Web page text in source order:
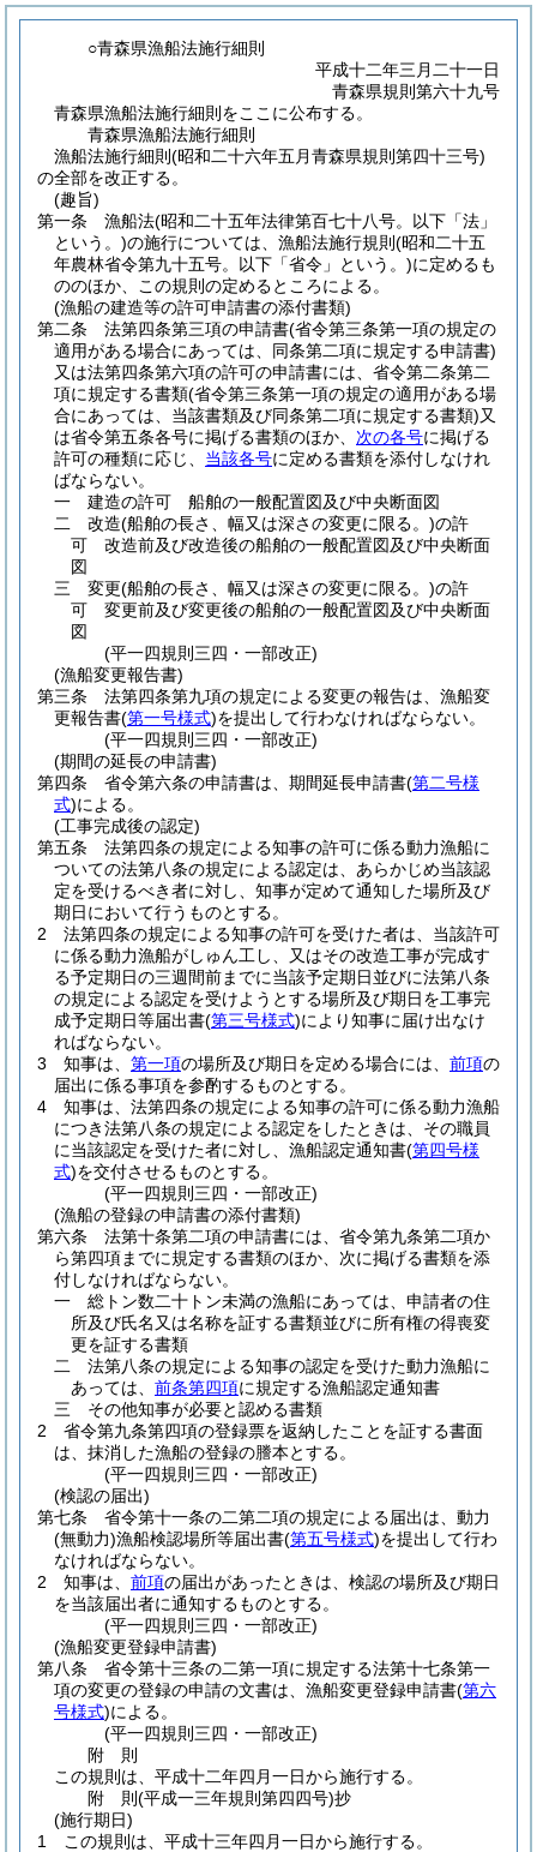
○青森県漁船法施行細則
平成十二年三月二十一日
青森県規則第六十九号
青森県漁船法施行細則をここに公布する。
青森県漁船法施行細則
漁船法施行細則(昭和二十六年五月青森県規則第四十三号)
の全部を改正する。
(趣旨)
第一条
漁船法(昭和二十五年法律第百七十八号。以下「法」
という。)の施行については、漁船法施行規則 (昭和二十五
年農林省令第九十五号。以下「省令」という。)に定めるも
ののほか、この規則の定めるところによる。
(漁船の建造等の許可申請書の添付書類)
第二条
法第四条第三項の申請書(省令第三条第一項の規定の
適用がある場合にあっては、同条第二項に規定する申請書)
又は法第四条第六項の許可の申請書には、省令第二条第二
項に規定する書類(省令第三条第一項の規定の適用がある場
合にあっては、当該書類及び同条第二項に規定する書類)又
は省令第五条各号に掲げる書類のほか、 次の各号に掲げる
許可の種類に応じ、 当該各号に定める書類を添付しなけれ
ばならない。
一
建造の許可 船舶の一般配置図及び中央断面図
二
改造(船舶の長さ、幅又は深さの変更に限る。)の許
可 改造前及び改造後の船舶の一般配置図及び中央断面
図
三
変更(船舶の長さ、幅又は深さの変更に限る。)の許
可 変更前及び変更後の船舶の一般配置図及び中央断面
図
(平一四規則三四・一部改正)
(漁船変更報告書)
第三条
法第四条第九項の規定による変更の報告は、漁船変
更報告書(第一号様式)を提出して行わなければならない。
(平一四規則三四・一部改正)
(期間の延長の申請書)
第四条
省令第六条の申請書は、期間延長申請書(第二号様
式)による。
(工事完成後の認定)
第五条
法第四条の規定による知事の許可に係る動力漁船に
ついての法第八条の規定による認定は、あらかじめ当該認
定を受けるべき者に対し、知事が定めて通知した場所及び
期日において行うものとする。
2
法第四条の規定による知事の許可を受けた者は、当該許可
に係る動力漁船がしゅん工し、又はその改造工事が完成す
る予定期日の三週間前までに当該予定期日並びに法第八条
の規定による認定を受けようとする場所及び期日を工事完
成予定期日等届出書(第三号様式)により知事に届け出なけ
ればならない。
3
知事は、 第一項の場所及び期日を定める場合には、 前項の
届出に係る事項を参酌するものとする。
4
知事は、法第四条の規定による知事の許可に係る動力漁船
につき法第八条の規定による認定をしたときは、その職員
に当該認定を受けた者に対し、漁船認定通知書(第四号様
式)を交付させるものとする。
(平一四規則三四・一部改正)
(漁船の登録の申請書の添付書類)
第六条
法第十条第二項の申請書には、省令第九条第二項か
ら第四項までに規定する書類のほか、次に掲げる書類を添
付しなければならない。
一
総トン数二十トン未満の漁船にあっては、申請者の住
所及び氏名又は名称を証する書類並びに所有権の得喪変
更を証する書類
二
法第八条の規定による知事の認定を受けた動力漁船に
あっては、 前条第四項に規定する漁船認定通知書
三
その他知事が必要と認める書類
2
省令第九条第四項の登録票を返納したことを証する書面
は、抹消した漁船の登録の謄本とする。
(平一四規則三四・一部改正)
(検認の届出)
第七条
省令第十一条の二第二項の規定による届出は、動力
(無動力)漁船検認場所等届出書(第五号様式)を提出して行わ
なければならない。
2
知事は、 前項の届出があったときは、検認の場所及び期日
を当該届出者に通知するものとする。
(平一四規則三四・一部改正)
(漁船変更登録申請書)
第八条
省令第十三条の二第一項に規定する法第十七条第一
項の変更の登録の申請の文書は、漁船変更登録申請書(第六
号様式)による。
(平一四規則三四・一部改正)
附 則
この規則は、平成十二年四月一日から施行する。
附 則(平成一三年規則第四四号)抄
(施行期日)
1
この規則は、平成十三年四月一日から施行する。